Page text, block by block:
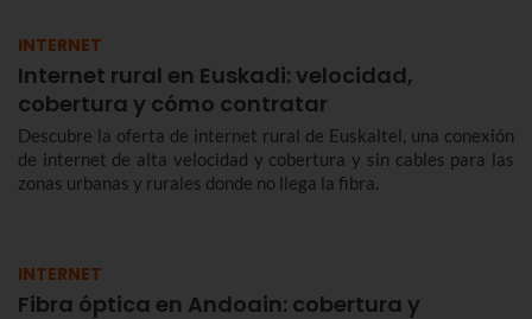
INTERNET
Internet rural en Euskadi: velocidad,
cobertura y cómo contratar
Descubre la oferta de internet rural de Euskaltel, una conexión
de internet de alta velocidad y cobertura y sin cables para las
zonas urbanas y rurales donde no llega la fibra.
INTERNET
Fibra óptica en Andoain: cobertura y